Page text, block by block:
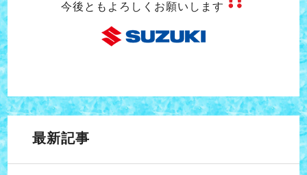
今後ともよろしくお願いします
最新記事